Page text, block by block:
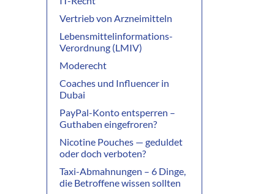
Vertrieb von Arzneimitteln
Lebensmittelinformations-
Verordnung (LMIV)
Moderecht
Coaches und Influencer in
Dubai
PayPal-Konto entsperren –
Guthaben eingefroren?
Nicotine Pouches — geduldet
oder doch verboten?
Taxi-Abmahnungen – 6 Dinge,
die Betroffene wissen sollten